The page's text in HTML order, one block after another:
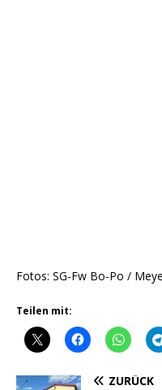
Fotos: SG-Fw Bo-Po /
Teilen mit:
ZURÜCK